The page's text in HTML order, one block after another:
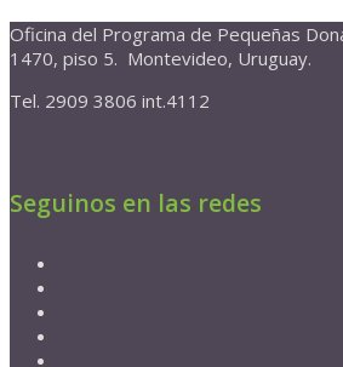
Oficina del Programa de Pequeñas
1470, piso 5. Montevideo, Uruguay.
Tel. 2909 3806 int.4112
Seguinos en las redes